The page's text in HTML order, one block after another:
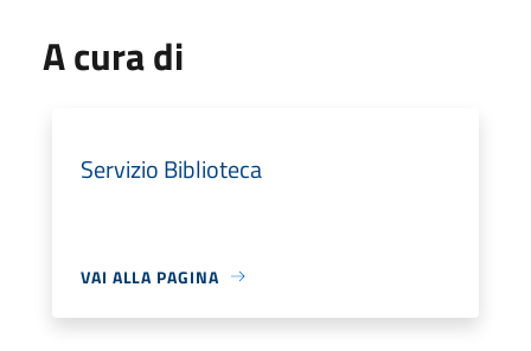
A cura di
Servizio Biblioteca
VAI ALLA PAGINA